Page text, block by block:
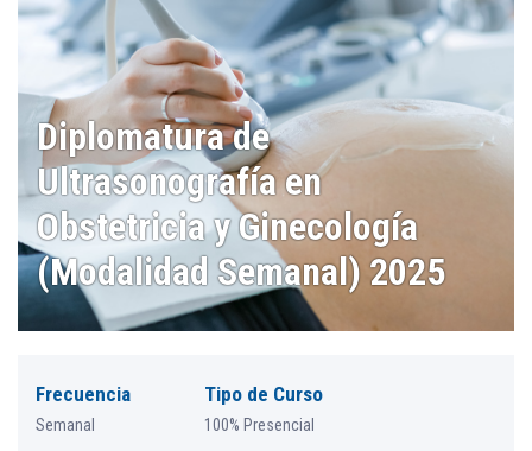
Diplomatura de
Ultrasonografía en
Obstetricia y Ginecología
(Modalidad Semanal) 2025
Frecuencia
Semanal
Tipo de Curso
100% Presencial